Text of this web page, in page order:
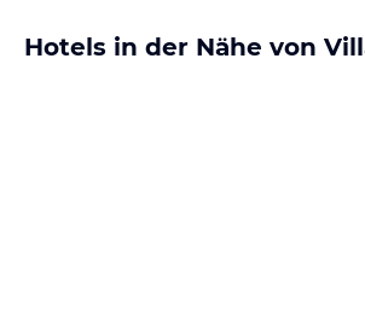
Hotels in der Nähe von